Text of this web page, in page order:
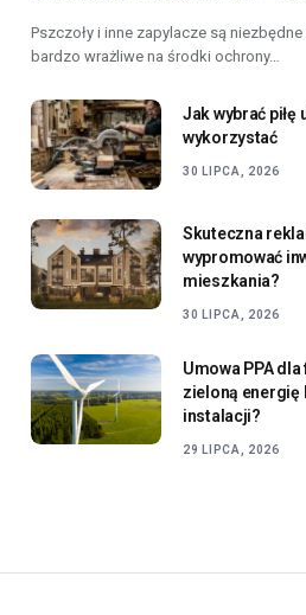
Pszczoły i inne zapylacze są
bardzo wrażliwe na środki ochrony…
Jak wybrać piłę
wykorzystać
30 LIPCA, 2026
Skuteczna
wypromować
mieszkania?
30 LIPCA, 2026
Umowa PPA
zieloną energię
instalacji?
29 LIPCA, 2026